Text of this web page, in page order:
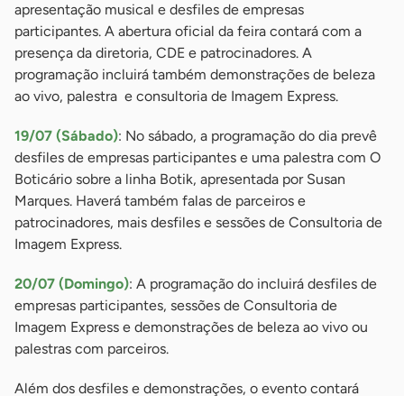
apresentação musical e desfiles de empresas
participantes. A abertura oficial da feira contará com a
presença da diretoria, CDE e patrocinadores. A
programação incluirá também demonstrações de beleza
ao vivo, palestra e consultoria de Imagem Express.
19/07 (Sábado): No sábado, a programação do dia prevê
desfiles de empresas participantes e uma palestra com O
Boticário sobre a linha Botik, apresentada por Susan
Marques. Haverá também falas de parceiros e
patrocinadores, mais desfiles e sessões de Consultoria de
Imagem Express.
20/07 (Domingo): A programação do incluirá desfiles de
empresas participantes, sessões de Consultoria de
Imagem Express e demonstrações de beleza ao vivo ou
palestras com parceiros.
Além dos desfiles e demonstrações, o evento contará